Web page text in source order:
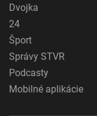
Dvojka
24
Šport
Správy STVR
Podcasty
Mobilné aplikácie